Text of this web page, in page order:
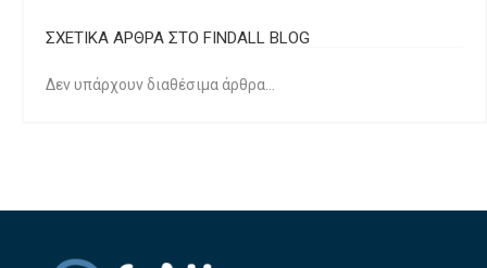
ΣΧΕΤΙΚΑ ΑΡΘΡΑ ΣΤΟ FINDALL BLOG
Δεν υπάρχουν διαθέσιμα άρθρα...